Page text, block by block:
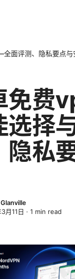
面评测、隐私要点与
免费
选择
隐私
月11日 · 1 min read